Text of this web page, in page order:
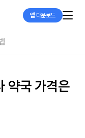
앱 다운로드
약국 가격은